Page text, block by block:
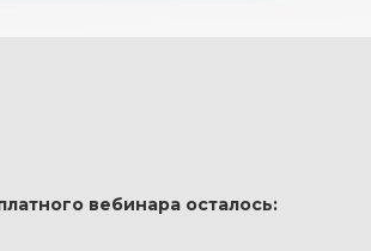
вебинара осталось: